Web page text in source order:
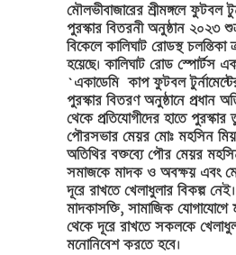
মৌলভীবাজারের শ্রীমঙ্গলে ফুটবল
পুরস্কার বিতরনী অনুষ্ঠান ২০২৩
বিকেলে কালিঘাট রোডস্থ চলন্তিকা
হয়েছে। কালিঘাট রোড স্পোর্টস
‍‍`একাডেমি কাপ ফুটবল
পুরস্কার বিতরণ অনুষ্ঠানে প্রধান
থেকে প্রতিযোগীদের হাতে পুরস্কার
পৌরসভার মেয়র মোঃ মহসিন
অতিথির বক্তব্যে পৌর মেয়র
সমাজকে মাদক ও অবক্ষয় এবং
দূরে রাখতে খেলাধুলার বিকল্প
মাদকাসক্তি, সামাজিক যোগাযোগে
থেকে দূরে রাখতে সকলকে
মনোনিবেশ করতে হবে।